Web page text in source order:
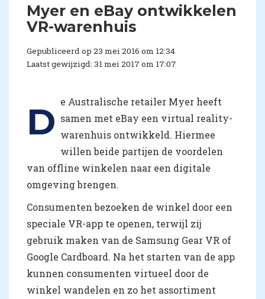
​Myer en eBay ontwikkelen
VR-warenhuis
Gepubliceerd op 23 mei 2016 om 12:34
Laatst gewijzigd: 31 mei 2017 om 17:07
D e Australische retailer Myer heeft
samen met eBay een virtual reality-
warenhuis ontwikkeld. Hiermee
willen beide partijen de voordelen
van offline winkelen naar een digitale
omgeving brengen.
Consumenten bezoeken de winkel door een
speciale VR-app te openen, terwijl zij
gebruik maken van de Samsung Gear VR of
Google Cardboard. Na het starten van de app
kunnen consumenten virtueel door de
winkel wandelen en zo het assortiment